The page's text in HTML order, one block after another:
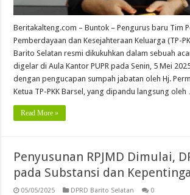
Beritakalteng.com – Buntok – Pengurus baru Tim
Pemberdayaan dan Kesejahteraan Keluarga (TP-
Barito Selatan resmi dikukuhkan dalam sebuah
digelar di Aula Kantor PUPR pada Senin, 5 Mei
dengan pengucapan sumpah jabatan oleh Hj.
Ketua TP-PKK Barsel, yang dipandu langsung oleh
Read More »
Penyusunan RPJMD Dimulai,
pada Substansi dan
05/05/2025 DPRD Barito Selatan 0